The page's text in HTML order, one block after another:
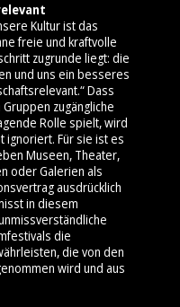
Kultur ist das
freie und kraftvolle
zugrunde liegt: die
und uns ein besseres
Dass
zugängliche
Rolle spielt, wird
ignoriert. Für sie ist es
Museen, Theater,
oder Galerien als
ausdrücklich
in diesem
die
die von den
wird und aus